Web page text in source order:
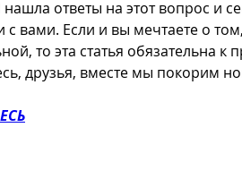
ответы на этот вопрос и
с вами. Если и вы мечтаете о
то эта статья обязательна к
друзья, вместе мы покорим